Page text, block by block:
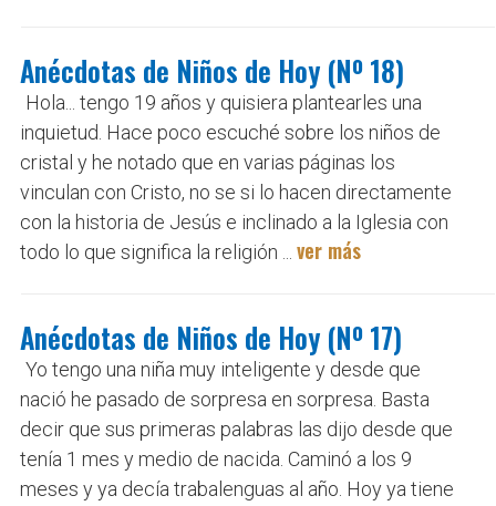
Anécdotas de Niños de Hoy (Nº 18)
Hola... tengo 19 años y quisiera plantearles una
inquietud. Hace poco escuché sobre los niños de
cristal y he notado que en varias páginas los
vinculan con Cristo, no se si lo hacen directamente
con la historia de Jesús e inclinado a la Iglesia con
todo lo que significa la religión ... ver más
Anécdotas de Niños de Hoy (Nº 17)
Yo tengo una niña muy inteligente y desde que
nació he pasado de sorpresa en sorpresa. Basta
decir que sus primeras palabras las dijo desde que
tenía 1 mes y medio de nacida. Caminó a los 9
meses y ya decía trabalenguas al año. Hoy ya tiene